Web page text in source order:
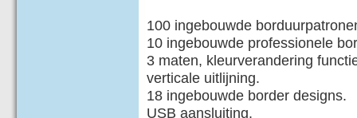
100 ingebouwde
10 ingebouwde professionele
3 maten, kleurverandering
verticale uitlijning.
18 ingebouwde border designs.
USB aansluiting.